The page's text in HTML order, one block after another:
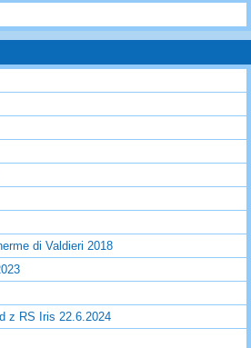
di Valdieri 2018
z RS Iris 22.6.2024